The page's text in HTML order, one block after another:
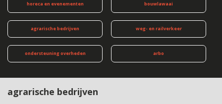
horeca en evenementen bouwlawaai
agrarische bedrijven weg- en railverkeer
ondersteuning overheden arbo
agrarische bedrijven